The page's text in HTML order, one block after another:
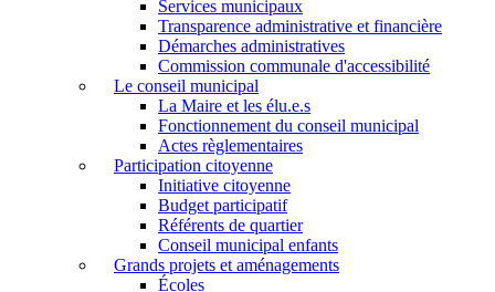
Services municipaux
Transparence administrative et financière
Démarches administratives
Commission communale d'accessibilité
Le conseil municipal
La Maire et les élu.e.s
Fonctionnement du conseil municipal
Actes règlementaires
Participation citoyenne
Initiative citoyenne
Budget participatif
Référents de quartier
Conseil municipal enfants
Grands projets et aménagements
Écoles